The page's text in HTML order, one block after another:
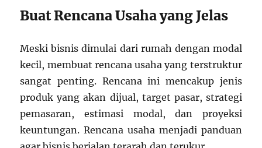
Buat Rencana Usaha yang Jelas
Meski bisnis dimulai dari rumah dengan modal
kecil, membuat rencana usaha yang terstruktur
sangat penting. Rencana ini mencakup jenis
produk yang akan dijual, target pasar, strategi
pemasaran, estimasi modal, dan proyeksi
keuntungan. Rencana usaha menjadi panduan